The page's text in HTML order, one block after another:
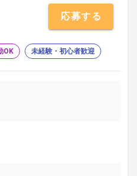
応募する
OK 未経験・初心者歓迎